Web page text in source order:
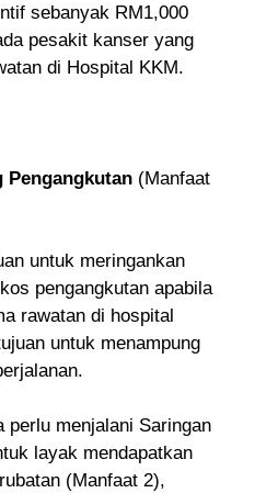
sebanyak RM1,000
pesakit kanser yang
di Hospital KKM.
Pengangkutan (Manfaat
untuk meringankan
pengangkutan apabila
rawatan di hospital
untuk menampung
perlu menjalani Saringan
layak mendapatkan
(Manfaat 2),